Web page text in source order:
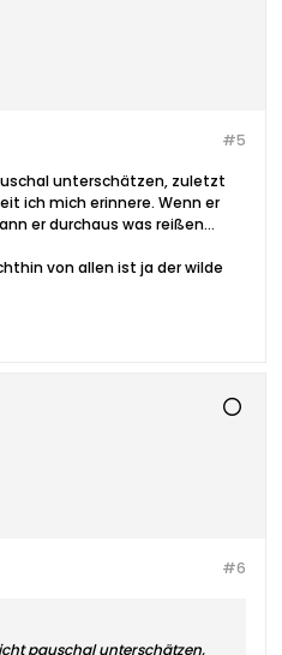
#5
unterschätzen, zuletzt
ich mich erinnere. Wenn er
er durchaus was reißen...
von allen ist ja der wilde
#6
pauschal unterschätzen,